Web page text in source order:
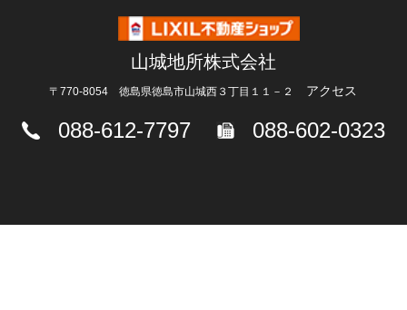
山城地所株式会社
〒770-8054 徳島県徳島市山城西３丁目１１－２ アクセス
088-612-7797 088-602-0323